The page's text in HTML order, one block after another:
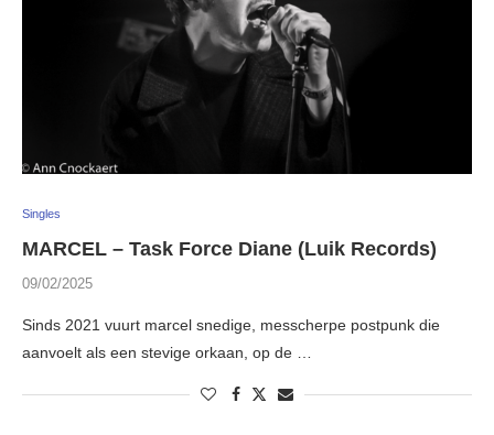
Singles
MARCEL – Task Force Diane (Luik Records)
09/02/2025
Sinds 2021 vuurt marcel snedige, messcherpe postpunk die
aanvoelt als een stevige orkaan, op de …